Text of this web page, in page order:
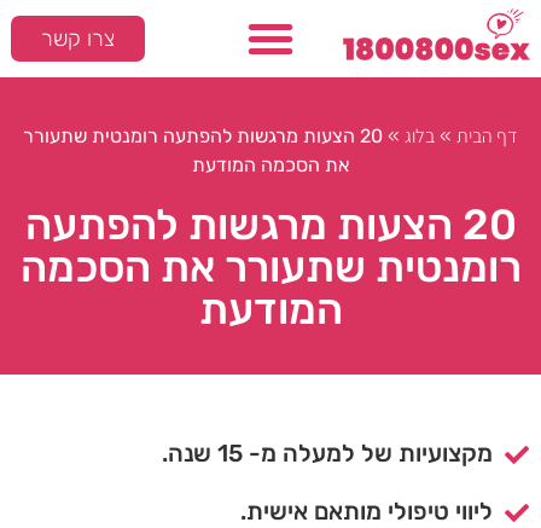
צרו קשר
דף הבית » בלוג »
20 הצעות מרגשות להפתעה רומנטית שתעורר
את הסכמה המודעת
20 הצעות מרגשות להפתעה
רומנטית שתעורר את הסכמה
המודעת
מקצועיות של למעלה מ- 15 שנה.
ליווי טיפולי מותאם אישית.